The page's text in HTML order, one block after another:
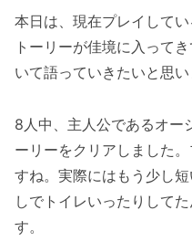
本日は、現在プレイして
トーリーが佳境に入って
いて語っていきたいと思い
8人中、主人公であるオー
ーリーをクリアしました
すね。実際にはもう少し
しでトイレいったりして
す。